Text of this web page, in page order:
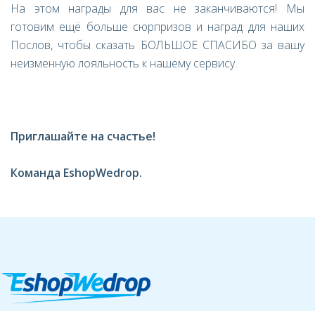
На этом награды для вас не заканчиваются! Мы
готовим ещё больше сюрпризов и наград для наших
Послов, чтобы сказать БОЛЬШОЕ СПАСИБО за вашу
неизменную лояльность к нашему сервису.
Приглашайте на счастье!
Команда EshopWedrop.